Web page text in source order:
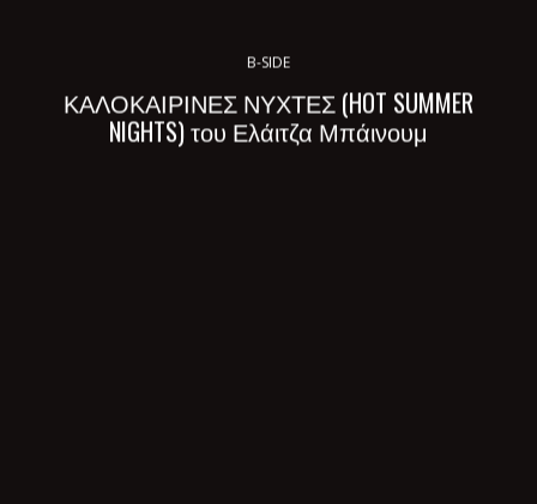
B-SIDE
ΚΑΛΟΚΑΙΡΙΝΕΣ ΝΥΧΤΕΣ (HOT SUMMER
NIGHTS) του Ελάιτζα Μπάινουμ